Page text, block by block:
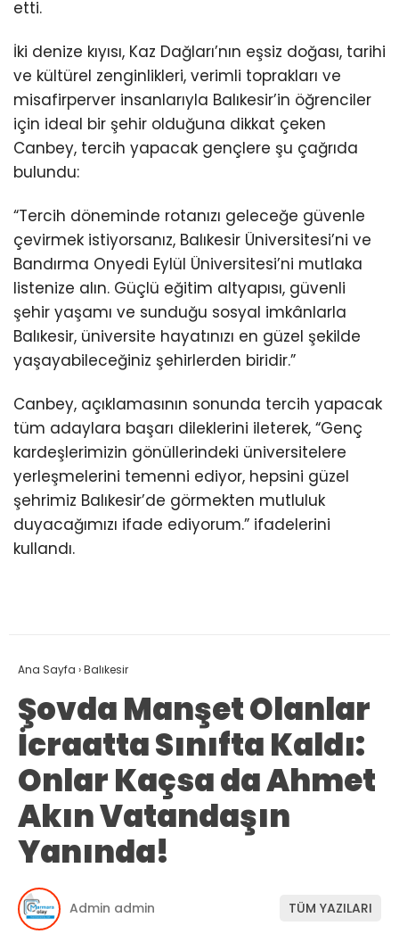
etti.
İki denize kıyısı, Kaz Dağları’nın eşsiz doğası, tarihi
ve kültürel zenginlikleri, verimli toprakları ve
misafirperver insanlarıyla Balıkesir’in öğrenciler
için ideal bir şehir olduğuna dikkat çeken
Canbey, tercih yapacak gençlere şu çağrıda
bulundu:
“Tercih döneminde rotanızı geleceğe güvenle
çevirmek istiyorsanız, Balıkesir Üniversitesi’ni ve
Bandırma Onyedi Eylül Üniversitesi’ni mutlaka
listenize alın. Güçlü eğitim altyapısı, güvenli
şehir yaşamı ve sunduğu sosyal imkânlarla
Balıkesir, üniversite hayatınızı en güzel şekilde
yaşayabileceğiniz şehirlerden biridir.”
Canbey, açıklamasının sonunda tercih yapacak
tüm adaylara başarı dileklerini ileterek, “Genç
kardeşlerimizin gönüllerindeki üniversitelere
yerleşmelerini temenni ediyor, hepsini güzel
şehrimiz Balıkesir’de görmekten mutluluk
duyacağımızı ifade ediyorum.” ifadelerini
kullandı.
Ana Sayfa ›Balıkesir
Şovda Manşet Olanlar
İcraatta Sınıfta Kaldı:
Onlar Kaçsa da Ahmet
Akın Vatandaşın
Yanında!
Admin admin TÜM YAZILARI